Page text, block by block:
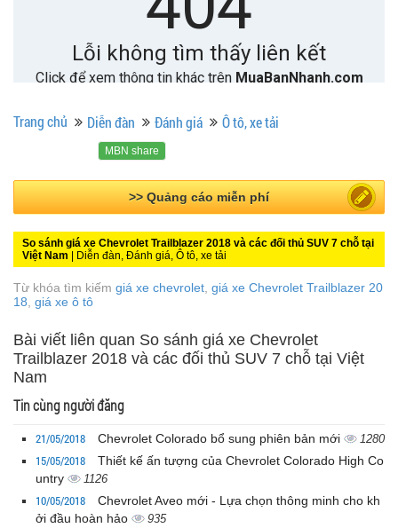
Trang chủ Diễn đàn Đánh giá Ô tô, xe tải
MBN share
>> Quảng cáo miễn phí
So sánh giá xe Chevrolet Trailblazer 2018 và các đối thủ SUV 7 chỗ tại
Việt Nam | Diễn đàn, Đánh giá, Ô tô, xe tải
Từ khóa tìm kiếm giá xe chevrolet, giá xe Chevrolet Trailblazer 20
18, giá xe ô tô
Bài viết liên quan So sánh giá xe Chevrolet
Trailblazer 2018 và các đối thủ SUV 7 chỗ tại Việt
Nam
Tin cùng người đăng
21/05/2018 Chevrolet Colorado bổ sung phiên bản mới 1280
15/05/2018
Thiết kế ấn tượng của Chevrolet Colorado High Co
untry
1126
10/05/2018
Chevrolet Aveo mới - Lựa chọn thông minh cho kh
ởi đầu hoàn hảo
935